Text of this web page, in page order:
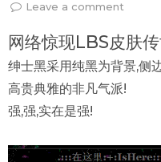
Leave a comment
网络惊现LBS皮肤
绅士黑采用纯黑为背景,侧
高贵典雅的非凡气派!
强,强,实在是强!